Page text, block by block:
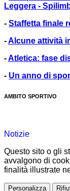
Leggera -
- Staffetta finale
-Alcune attività
-Atletica: fase
- Un anno di
AMBITO SPORTIVO
Notizie
Questo sito o gli
avvalgono di
finalità illustrate
Personalizza